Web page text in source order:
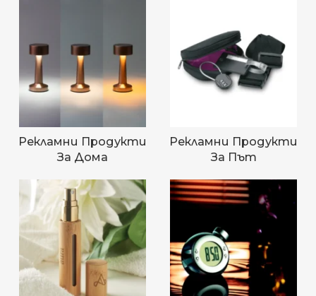
Рекламни Продукти
За Дома
Рекламни Продукти
За Път